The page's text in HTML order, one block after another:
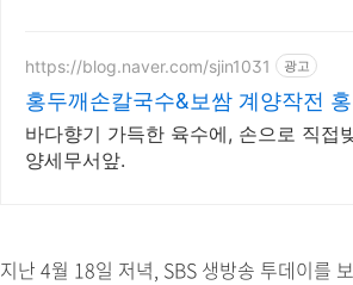
https://blog.naver.com/sjin1031 광고
홍두깨손칼국수&보쌈 계양작전
바다향기 가득한 육수에, 손으로 직접
양세무서앞.
지난 4월 18일 저녁, SBS 생방송 투데이를